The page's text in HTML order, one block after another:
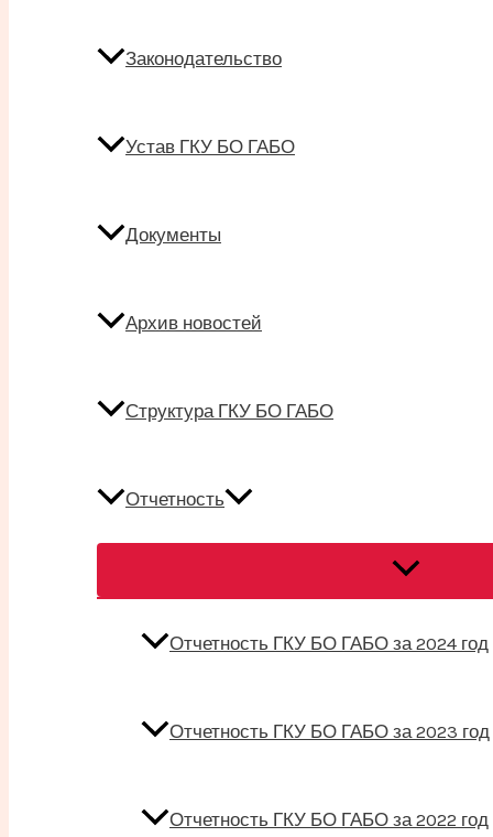
Законодательство
Устав ГКУ БО ГАБО
Документы
Архив новостей
Структура ГКУ БО ГАБО
Отчетность
Отчетность ГКУ БО ГАБО за 2024 год
Отчетность ГКУ БО ГАБО за 2023 год
Отчетность ГКУ БО ГАБО за 2022 год